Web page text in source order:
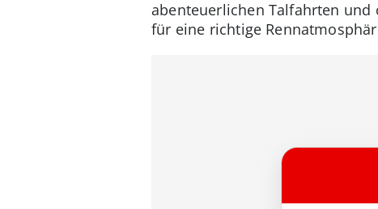
abenteuerlichen Talfahrten und
für eine richtige